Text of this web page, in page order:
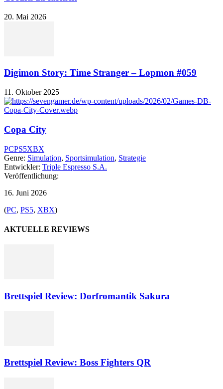
20. Mai 2026
Digimon Story: Time Stranger – Lopmon #059
11. Oktober 2025
Copa City
PCPS5XBX
Genre: Simulation, Sportsimulation, Strategie
Entwickler: Triple Espresso S.A.
Veröffentlichung:
16. Juni 2026
(PC, PS5, XBX)
AKTUELLE REVIEWS
Brettspiel Review: Dorfromantik Sakura
Brettspiel Review: Boss Fighters QR